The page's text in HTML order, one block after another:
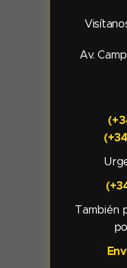
Av.
También